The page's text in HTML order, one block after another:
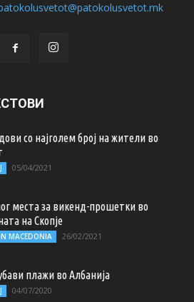
со најголем број на жители во
05/04/2021
места за викенд-прошетки во
на Скопје
MACEDONIA 26/02/2021
плажи во Албанија
04/07/2020